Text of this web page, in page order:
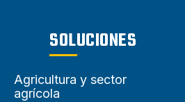
SOLUCIONES
Agricultura y sector
agrícola